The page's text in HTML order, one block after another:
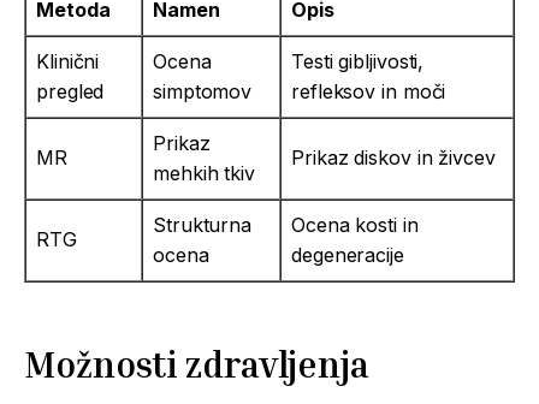
Metoda Namen Opis
Klinični
pregled
Ocena
simptomov
Testi gibljivosti,
refleksov in moči
MR
Prikaz
mehkih tkiv
Prikaz diskov in živcev
RTG
Strukturna
ocena
Ocena kosti in
degeneracije
Možnosti zdravljenja